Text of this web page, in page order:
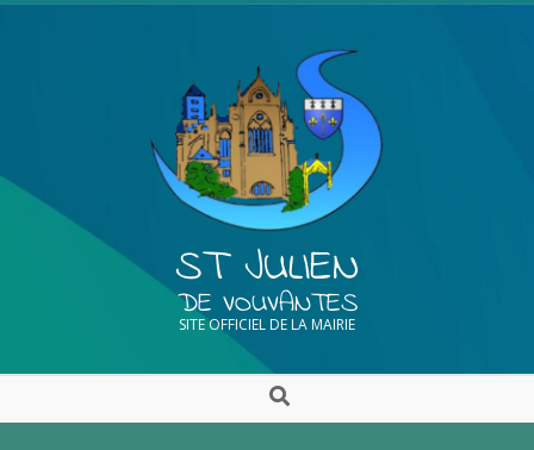
ST JULIEN
DE VOUVANTES
SITE OFFICIEL DE LA MAIRIE